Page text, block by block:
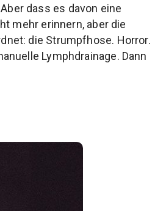
dass es davon eine
mehr erinnern, aber die
die Strumpfhose. Horror.
Lymphdrainage. Dann